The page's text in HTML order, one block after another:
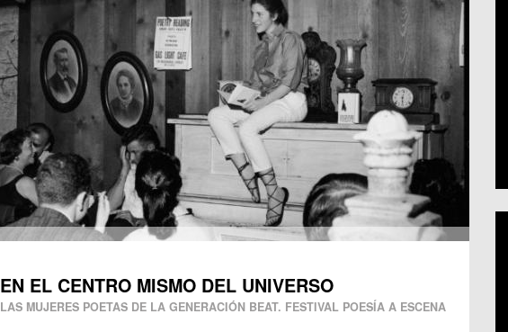
EN EL CENTRO MISMO DEL UNIVERSO
LAS MUJERES POETAS DE LA GENERACIÓN BEAT. FESTIVAL POESÍA A ESCENA